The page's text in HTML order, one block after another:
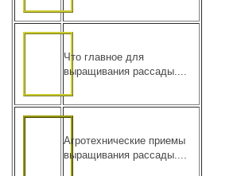
Что главное для
выращивания рассады....
Агротехнические приемы
выращивания рассады....